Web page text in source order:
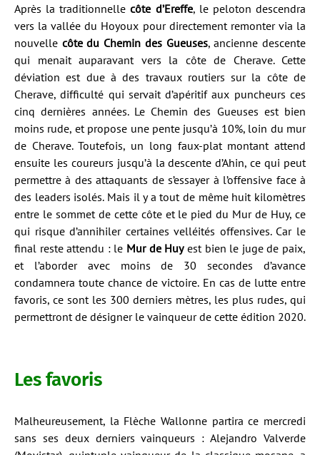
Après la traditionnellecôte d’Ereffe, le peloton descendra
vers la vallée du Hoyoux pour directement remonter via la
nouvelle côte du Chemin des Gueuses, ancienne descente
qui menait auparavant vers la côte de Cherave. Cette
déviation est due à des travaux routiers sur la côte de
Cherave, difficulté qui servait d’apéritif aux puncheurs ces
cinq dernières années. Le Chemin des Gueuses est bien
moins rude, et propose une pente jusqu’à 10%, loin du mur
de Cherave. Toutefois, un long faux-plat montant attend
ensuite les coureurs jusqu’à la descente d’Ahin, ce qui peut
permettre à des attaquants de s’essayer à l’offensive face à
des leaders isolés. Mais il y a tout de même huit kilomètres
entre le sommet de cette côte et le pied du Mur de Huy, ce
qui risque d’annihiler certaines velléités offensives. Car le
final reste attendu : le Mur de Huyest bien le juge de paix,
et l’aborder avec moins de 30 secondes d’avance
condamnera toute chance de victoire. En cas de lutte entre
favoris, ce sont les 300 derniers mètres, les plus rudes, qui
permettront de désigner le vainqueur de cette édition 2020.
Les favoris
Malheureusement, la Flèche Wallonne partira ce mercredi
sans ses deux derniers vainqueurs : Alejandro Valverde